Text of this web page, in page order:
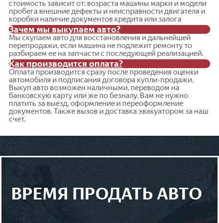
стоимость зависит от: возраста машины марки и модели
пробега внешние дефекты и неисправности двигателя и
коробки наличие документов кредита или залога
Зачем мы выкупаем авто?
Мы скупаем авто для восстановления и дальнейшей
перепродажи, если машина не подлежит ремонту то
разбираем ее на запчасти с последующей реализацией.
Как производится оплата?
Оплата производится сразу после проведения оценки
автомобиля и подписания договора купли-продажи.
Выкуп авто возможен наличными, переводом на
банковскую карту или же по безналу. Вам не нужно
платить за выезд, оформление и переоформление
документов. Также вызов и доставка эвакуатором за наш
счет.
ВРЕМЯ ПРОДАТЬ АВТО